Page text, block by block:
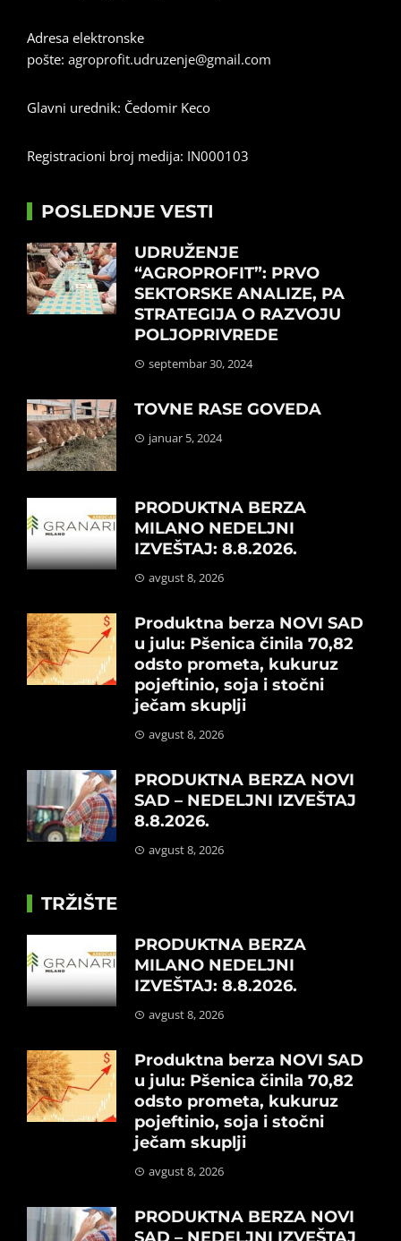
Adresa elektronske
pošte: agroprofit.udruzenje@gmail.com
Glavni urednik: Čedomir Keco
Registracioni broj medija: IN000103
POSLEDNJE VESTI
UDRUŽENJE
“AGROPROFIT”: PRVO
SEKTORSKE ANALIZE, PA
STRATEGIJA O RAZVOJU
POLJOPRIVREDE
septembar 30, 2024
TOVNE RASE GOVEDA
januar 5, 2024
PRODUKTNA BERZA
MILANO NEDELJNI
IZVEŠTAJ: 8.8.2026.
avgust 8, 2026
Produktna berza NOVI SAD
u julu: Pšenica činila 70,82
odsto prometa, kukuruz
pojeftinio, soja i stočni
ječam skuplji
avgust 8, 2026
PRODUKTNA BERZA NOVI
SAD – NEDELJNI IZVEŠTAJ
8.8.2026.
avgust 8, 2026
TRŽIŠTE
PRODUKTNA BERZA
MILANO NEDELJNI
IZVEŠTAJ: 8.8.2026.
avgust 8, 2026
Produktna berza NOVI SAD
u julu: Pšenica činila 70,82
odsto prometa, kukuruz
pojeftinio, soja i stočni
ječam skuplji
avgust 8, 2026
PRODUKTNA BERZA NOVI